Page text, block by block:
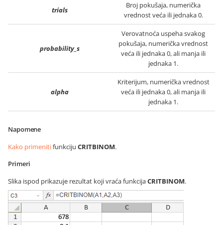
trials
Broj pokušaja, numerička
vrednost veća ili jednaka 0.
probability_s
Verovatnoća uspeha svakog
pokušaja, numerička vrednost
veća ili jednaka 0, ali manja ili
jednaka 1.
alpha
Kriterijum, numerička vrednost
veća ili jednaka 0, ali manja ili
jednaka 1.
Napomene
Kako primenitifunkciju CRITBINOM.
Primeri
Slika ispod prikazuje rezultat koji vraća funkcijaCRITBINOM.